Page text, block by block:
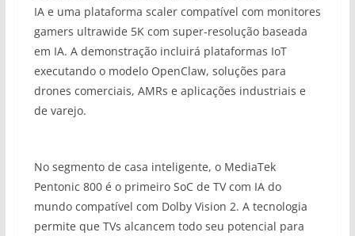
IA e uma plataforma scaler compatível com monitores
gamers ultrawide 5K com super-resolução baseada
em IA. A demonstração incluirá plataformas IoT
executando o modelo OpenClaw, soluções para
drones comerciais, AMRs e aplicações industriais e
de varejo.
No segmento de casa inteligente, o MediaTek
Pentonic 800 é o primeiro SoC de TV com IA do
mundo compatível com Dolby Vision 2. A tecnologia
permite que TVs alcancem todo seu potencial para